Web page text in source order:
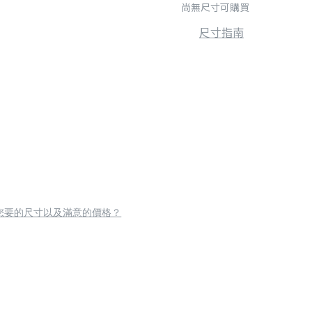
尚無尺寸可購買
尺寸指南
要的尺寸以及滿意的價格？